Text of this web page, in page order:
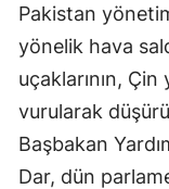
Pakistan
yönelik hava
uçaklarının, Çin
vurularak
Başbakan
Dar, dün